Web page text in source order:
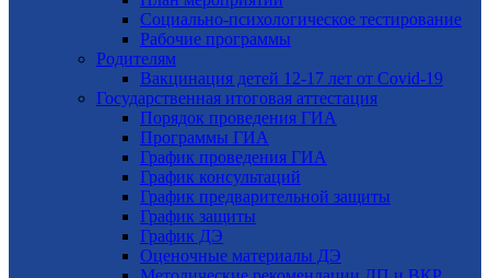
Социально-психологическое тестирование
Рабочие программы
Родителям
Вакцинация детей 12-17 лет от Covid-19
Государственная итоговая аттестация
Порядок проведения ГИА
Программы ГИА
График проведения ГИА
График консультаций
График предварительной защиты
График защиты
График ДЭ
Оценочные материалы ДЭ